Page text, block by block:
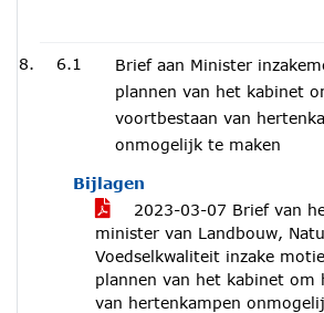
6.1
Brief aan Minister
plannen van het kabinet
voortbestaan van
onmogelijk te maken
Bijlagen
2023-03-07 Brief van
minister van Landbouw,
Voedselkwaliteit inzake
plannen van het kabinet om
van hertenkampen